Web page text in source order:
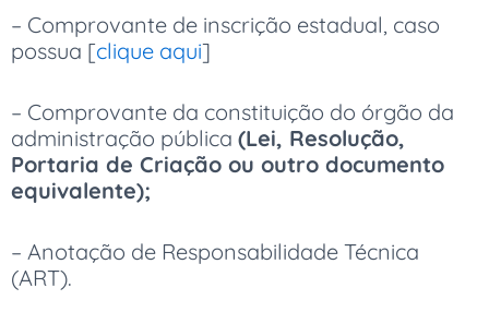
– Comprovante de inscrição estadual, caso
possua [clique aqui]
– Comprovante da constituição do órgão da
administração pública (Lei, Resolução,
Portaria de Criação ou outro documento
equivalente);
– Anotação de Responsabilidade Técnica
(ART).